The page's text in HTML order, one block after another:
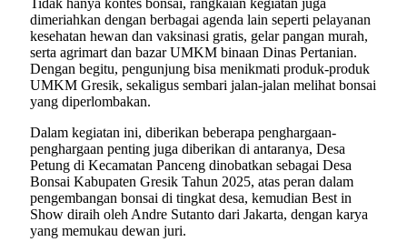
dimeriahkan dengan berbagai agenda lain seperti pelayanan
kesehatan hewan dan vaksinasi gratis, gelar pangan murah,
serta agrimart dan bazar UMKM binaan Dinas Pertanian.
Dengan begitu, pengunjung bisa menikmati produk-produk
UMKM Gresik, sekaligus sembari jalan-jalan melihat bonsai
yang diperlombakan.
Dalam kegiatan ini, diberikan beberapa penghargaan-
penghargaan penting juga diberikan di antaranya, Desa
Petung di Kecamatan Panceng dinobatkan sebagai Desa
Bonsai Kabupaten Gresik Tahun 2025, atas peran dalam
pengembangan bonsai di tingkat desa, kemudian Best in
Show diraih oleh Andre Sutanto dari Jakarta, dengan karya
yang memukau dewan juri.